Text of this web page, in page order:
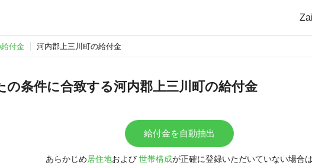
付金 河内郡上三川町の給付金
の条件に合致する河内郡上三川町の給付金
給付金を自動抽出
あらかじめ居住地および 世帯構成が正確に登録いただいていない場合は